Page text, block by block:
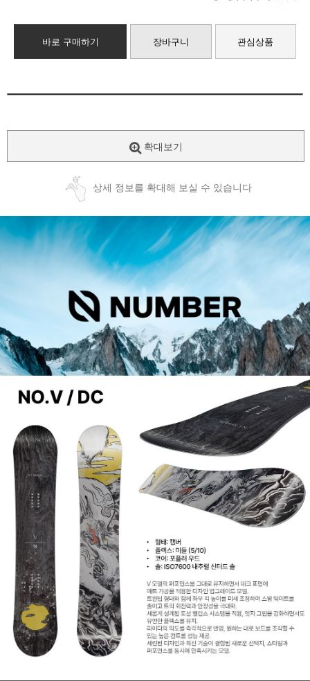
바로 구매하기 장바구니 관심상품
확대보기
상세 정보를 확대해 보실 수 있습니다